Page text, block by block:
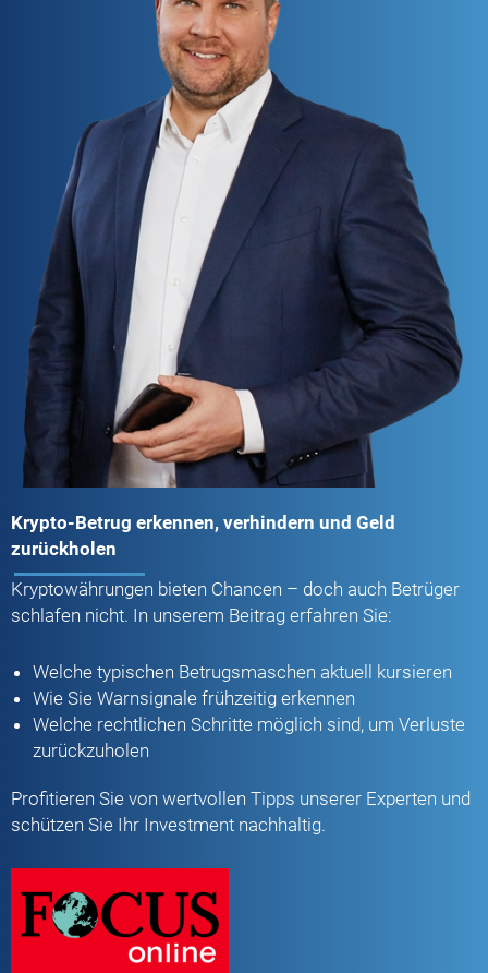
Krypto-Betrug erkennen, verhindern und Geld
zurückholen
Kryptowährungen bieten Chancen – doch auch Betrüger
schlafen nicht. In unserem Beitrag erfahren Sie:
Welche typischen Betrugsmaschen aktuell kursieren
Wie Sie Warnsignale frühzeitig erkennen
Welche rechtlichen Schritte möglich sind, um Verluste
zurückzuholen
Profitieren Sie von wertvollen Tipps unserer Experten und
schützen Sie Ihr Investment nachhaltig.